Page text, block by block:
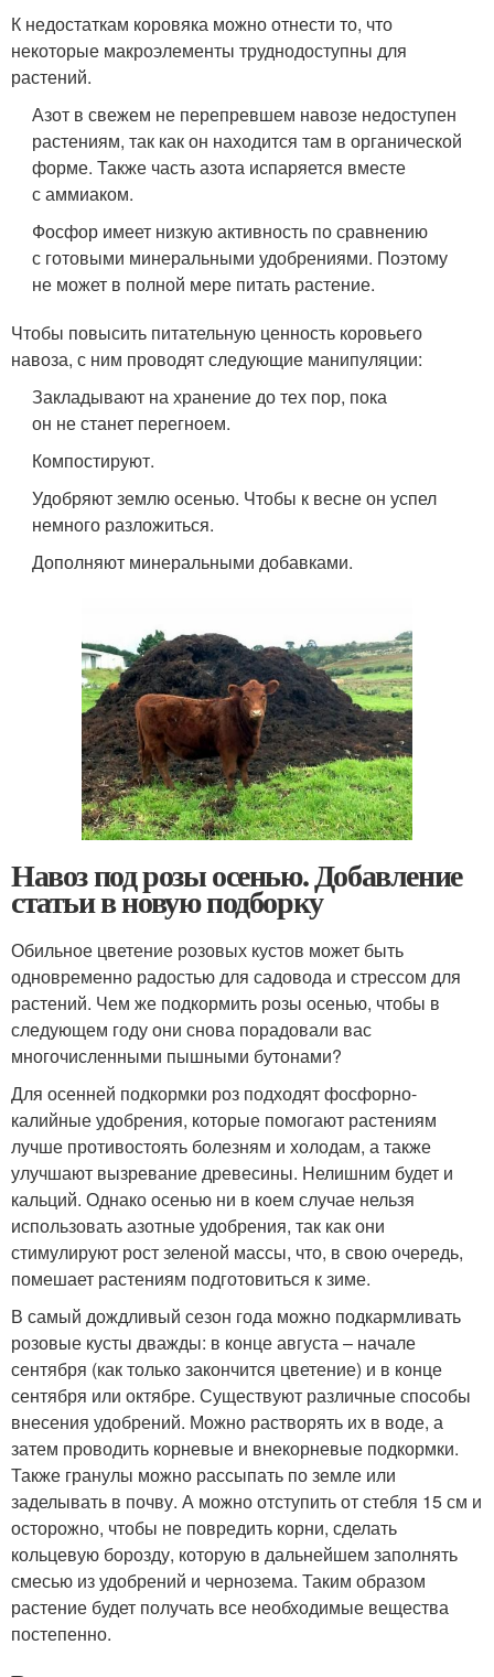
К недостаткам коровяка можно отнести то, что
некоторые макроэлементы труднодоступны для
растений.
Азот в свежем не перепревшем навозе недоступен
растениям, так как он находится там в органической
форме. Также часть азота испаряется вместе
с аммиаком.
Фосфор имеет низкую активность по сравнению
с готовыми минеральными удобрениями. Поэтому
не может в полной мере питать растение.
Чтобы повысить питательную ценность коровьего
навоза, с ним проводят следующие манипуляции:
Закладывают на хранение до тех пор, пока
он не станет перегноем.
Компостируют.
Удобряют землю осенью. Чтобы к весне он успел
немного разложиться.
Дополняют минеральными добавками.
Навоз под розы осенью. Добавление
статьи в новую подборку
Обильное цветение розовых кустов может быть
одновременно радостью для садовода и стрессом для
растений. Чем же подкормить розы осенью, чтобы в
следующем году они снова порадовали вас
многочисленными пышными бутонами?
Для осенней подкормки роз подходят фосфорно-
калийные удобрения, которые помогают растениям
лучше противостоять болезням и холодам, а также
улучшают вызревание древесины. Нелишним будет и
кальций. Однако осенью ни в коем случае нельзя
использовать азотные удобрения, так как они
стимулируют рост зеленой массы, что, в свою очередь,
помешает растениям подготовиться к зиме.
В самый дождливый сезон года можно подкармливать
розовые кусты дважды: в конце августа – начале
сентября (как только закончится цветение) и в конце
сентября или октябре. Существуют различные способы
внесения удобрений. Можно растворять их в воде, а
затем проводить корневые и внекорневые подкормки.
Также гранулы можно рассыпать по земле или
заделывать в почву. А можно отступить от стебля 15 см и
осторожно, чтобы не повредить корни, сделать
кольцевую борозду, которую в дальнейшем заполнять
смесью из удобрений и чернозема. Таким образом
растение будет получать все необходимые вещества
постепенно.